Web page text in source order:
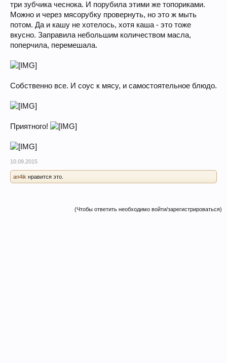
три зубчика чеснока. И порубила этими же топориками.
Можно и через мясорубку провернуть, но это ж мыть
потом. Да и кашу не хотелось, хотя каша - это тоже
вкусно. Заправила небольшим количеством масла,
поперчила, перемешала.
Собственно все. И соус к мясу, и самостоятельное блюдо.
Приятного!
10.09.2015
an4ik нравится это.
(Чтобы ответить необходимо войти/зарегистрироваться)